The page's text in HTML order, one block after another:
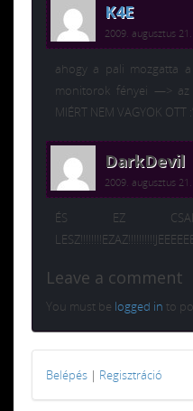
K4E
2009. augusztus
ahogy a pali mozgatta
monitorok fényei —> az
MIÉRT NEM VAGYOK OTT
DarkDevil
2009. augusztus
ÉS EZ
Leave a comment
You must be logged in to
Belépés | Regisztráció